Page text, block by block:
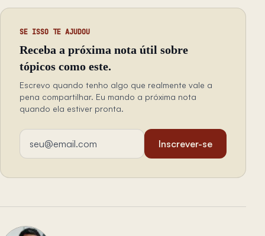
SE ISSO TE AJUDOU
Receba a próxima nota útil sobre
tópicos como este.
Escrevo quando tenho algo que realmente vale a
pena compartilhar. Eu mando a próxima nota
quando ela estiver pronta.
Endereço de email
Inscrever-se